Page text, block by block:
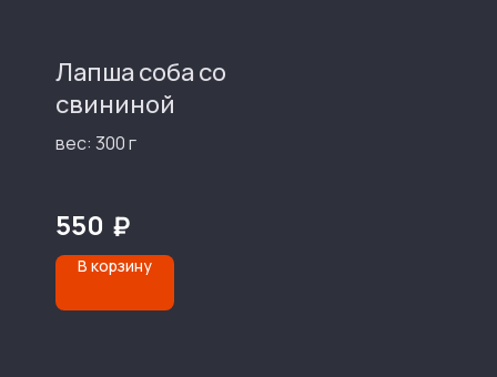
Лапша соба со
свининой
вес: 300 г
550 ₽
В корзину